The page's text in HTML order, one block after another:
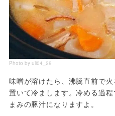
Photo by uli04_29
味噌が溶けたら、沸騰直前で
置いて冷まします。冷める過
まみの豚汁になりますよ。